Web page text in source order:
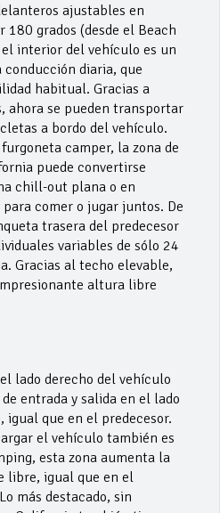
ajustables en
grados (desde el Beach
interior del vehículo es un
diaria, que
habitual. Gracias a
ahora se pueden transportar
a bordo del vehículo.
camper, la zona de
puede convertirse
chill-out plana o en
comer o jugar juntos. De
trasera del predecesor
variables de sólo 24
Gracias al techo elevable,
altura libre
lado derecho del vehículo
entrada y salida en el lado
igual que en el predecesor.
el vehículo también es
esta zona aumenta la
libre, igual que en el
más destacado, sin